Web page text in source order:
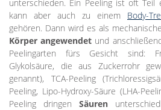
unterschieden. Ein Peeling ist oft Teil
kann aber auch zu einem Body-
gehören. Dann wird es als
Körper angewendet und
Peelingarten fürs Gesicht sind:
Glykolsäure, die aus Zuckerrohr
genannt), TCA-Peeling
Peeling, Lipo-Hydroxy-Säure (LHA-
Peeling dringen Säuren